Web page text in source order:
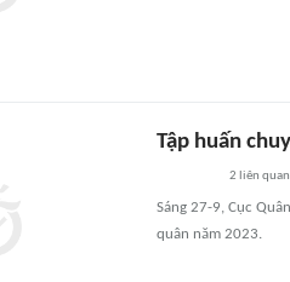
Tập huấn
2 liên quan
Sáng 27-9, Cục
quân năm 2023.